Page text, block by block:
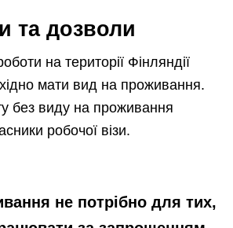
та дозволи
на території Фінляндії
мати вид на проживання.
без виду на проживання
робочої візи.
не потрібно для тих,